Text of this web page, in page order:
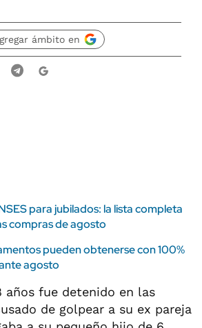
ámbito en
para jubilados: la lista completa
compras de agosto
pueden obtenerse con 100%
agosto
años fue detenido en las
de golpear a su ex pareja